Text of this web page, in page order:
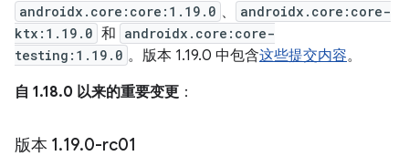
androidx.core:core:1.19.0 、
androidx.core:core-
ktx:1.19.0 和 androidx.core:core-
testing:1.19.0 。版本 1.19.0 中包含这些提交内容。
自 1.18.0 以来的重要变更 ：
版本 1.19.0-rc01